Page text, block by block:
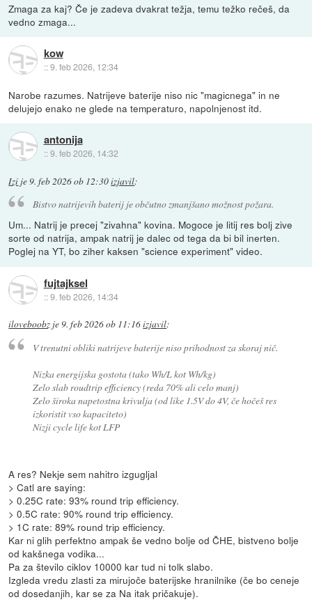
Zmaga za kaj? Če je zadeva dvakrat težja, temu težko rečeš, da
vedno zmaga...
kow
::9. feb 2026, 12:34
Narobe razumes. Natrijeve baterije niso nic "magicnega" in ne
delujejo enako ne glede na temperaturo, napolnjenost itd.
antonija
::9. feb 2026, 14:32
Izi je9. feb 2026 ob 12:30izjavil:
Bistvo natrijevih baterij je občutno zmanjšano možnost požara.
Um... Natrij je precej "zivahna" kovina. Mogoce je litij res bolj zive
sorte od natrija, ampak natrij je dalec od tega da bi bil inerten.
Poglej na YT, bo ziher kaksen "science experiment" video.
fujtajksel
::9. feb 2026, 14:34
iloveboobz je9. feb 2026 ob 11:16izjavil:
V trenutni obliki natrijeve baterije niso prihodnost za skoraj nič.
Nizka energijska gostota (tako Wh/L kot Wh/kg)
Zelo slab roudtrip efficiency (reda 70% ali celo manj)
Zelo široka napetostna krivulja (od like 1.5V do 4V, če hočeš res
izkoristit vso kapaciteto)
Nizji cycle life kot LFP
A res? Nekje sem nahitro izgugljal
> Catl are saying:
> 0.25C rate: 93% round trip efficiency.
> 0.5C rate: 90% round trip efficiency.
> 1C rate: 89% round trip efficiency.
Kar ni glih perfektno ampak še vedno bolje od ČHE, bistveno bolje
od kakšnega vodika...
Pa za število ciklov 10000 kar tud ni tolk slabo.
Izgleda vredu zlasti za mirujoče baterijske hranilnike (če bo ceneje
od dosedanjih, kar se za Na itak pričakuje).